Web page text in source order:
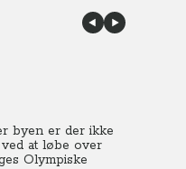
byen er der ikke
at løbe over
Olympiske